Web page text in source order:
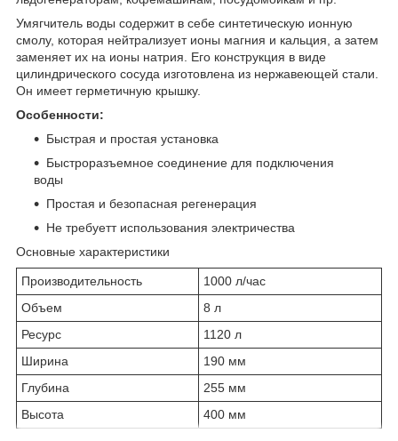
Умягчитель воды содержит в себе синтетическую ионную
смолу, которая нейтрализует ионы магния и кальция, а затем
заменяет их на ионы натрия. Его конструкция в виде
цилиндрического сосуда изготовлена из нержавеющей стали.
Он имеет герметичную крышку.
Особенности:
Быстрая и простая установка
Быстроразъемное соединение для подключения
воды
Простая и безопасная регенерация
Не требуетт использования электричества
Основные характеристики
Производительность
1000 л/час
Объем
8 л
Ресурс
1120 л
Ширина
190 мм
Глубина
255 мм
Высота
400 мм